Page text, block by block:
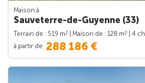
Maison à
Sauveterre-de-Guyenne (33)
Terrain de : 519 m2 | Maison de : 128 m2
| 4 ch.
à partir de 288 186 €